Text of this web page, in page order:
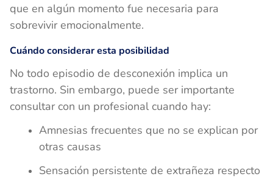
que en algún momento fue necesaria para
sobrevivir emocionalmente.
Cuándo considerar esta posibilidad
No todo episodio de desconexión implica un
trastorno. Sin embargo, puede ser importante
consultar con un profesional cuando hay:
Amnesias frecuentes que no se explican por
otras causas
Sensación persistente de extrañeza respecto